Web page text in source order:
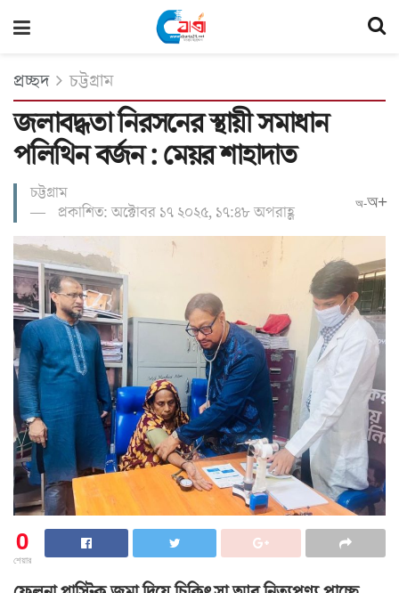
প্রচ্ছদ চট্টগ্রাম
জলাবদ্ধতা নিরসনের স্থায়ী সমাধান
পলিথিন বর্জন : মেয়র শাহাদাত
চট্টগ্রাম
প্রকাশিত: অক্টোবর ১৭ ২০২৫, ১৭:৪৮ অপরাহ্ণ
অ-অ+
0
শেয়ার